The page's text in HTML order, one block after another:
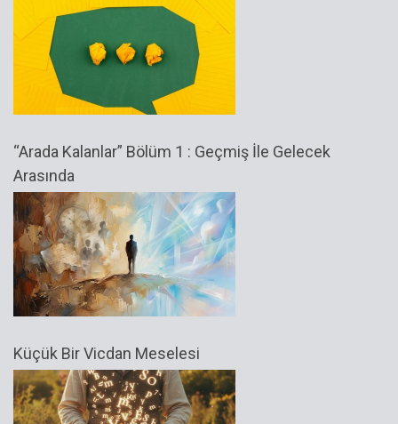
“Arada Kalanlar” Bölüm 1 : Geçmiş İle Gelecek
Arasında
Küçük Bir Vicdan Meselesi